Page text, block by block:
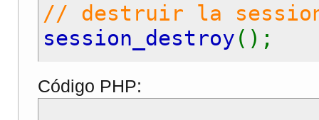
// destruir la
session_destroy ();
// redireccionar a
Código PHP: